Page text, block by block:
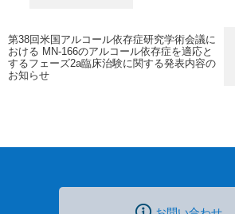
第38回米国アルコール依存症研究学術会議に
おける MN-166のアルコール依存症を適応と
するフェーズ2a臨床治験に関する発表内容の
お知らせ